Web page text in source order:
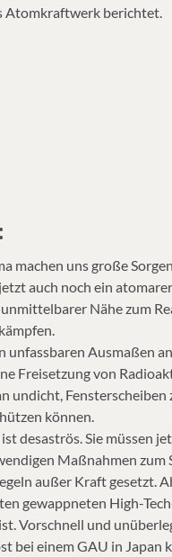
Atomkraftwerk berichtet.
machen uns große
auch noch ein
Nähe zum
Ausmaßen
Freisetzung von
undicht,
können.
desaströs. Sie müssen
Maßnahmen
außer Kraft gesetzt.
gewappneten High-
Vorschnell und
bei einem GAU in Japan